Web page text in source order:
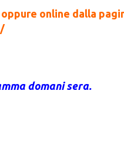
online dalla
domani sera.